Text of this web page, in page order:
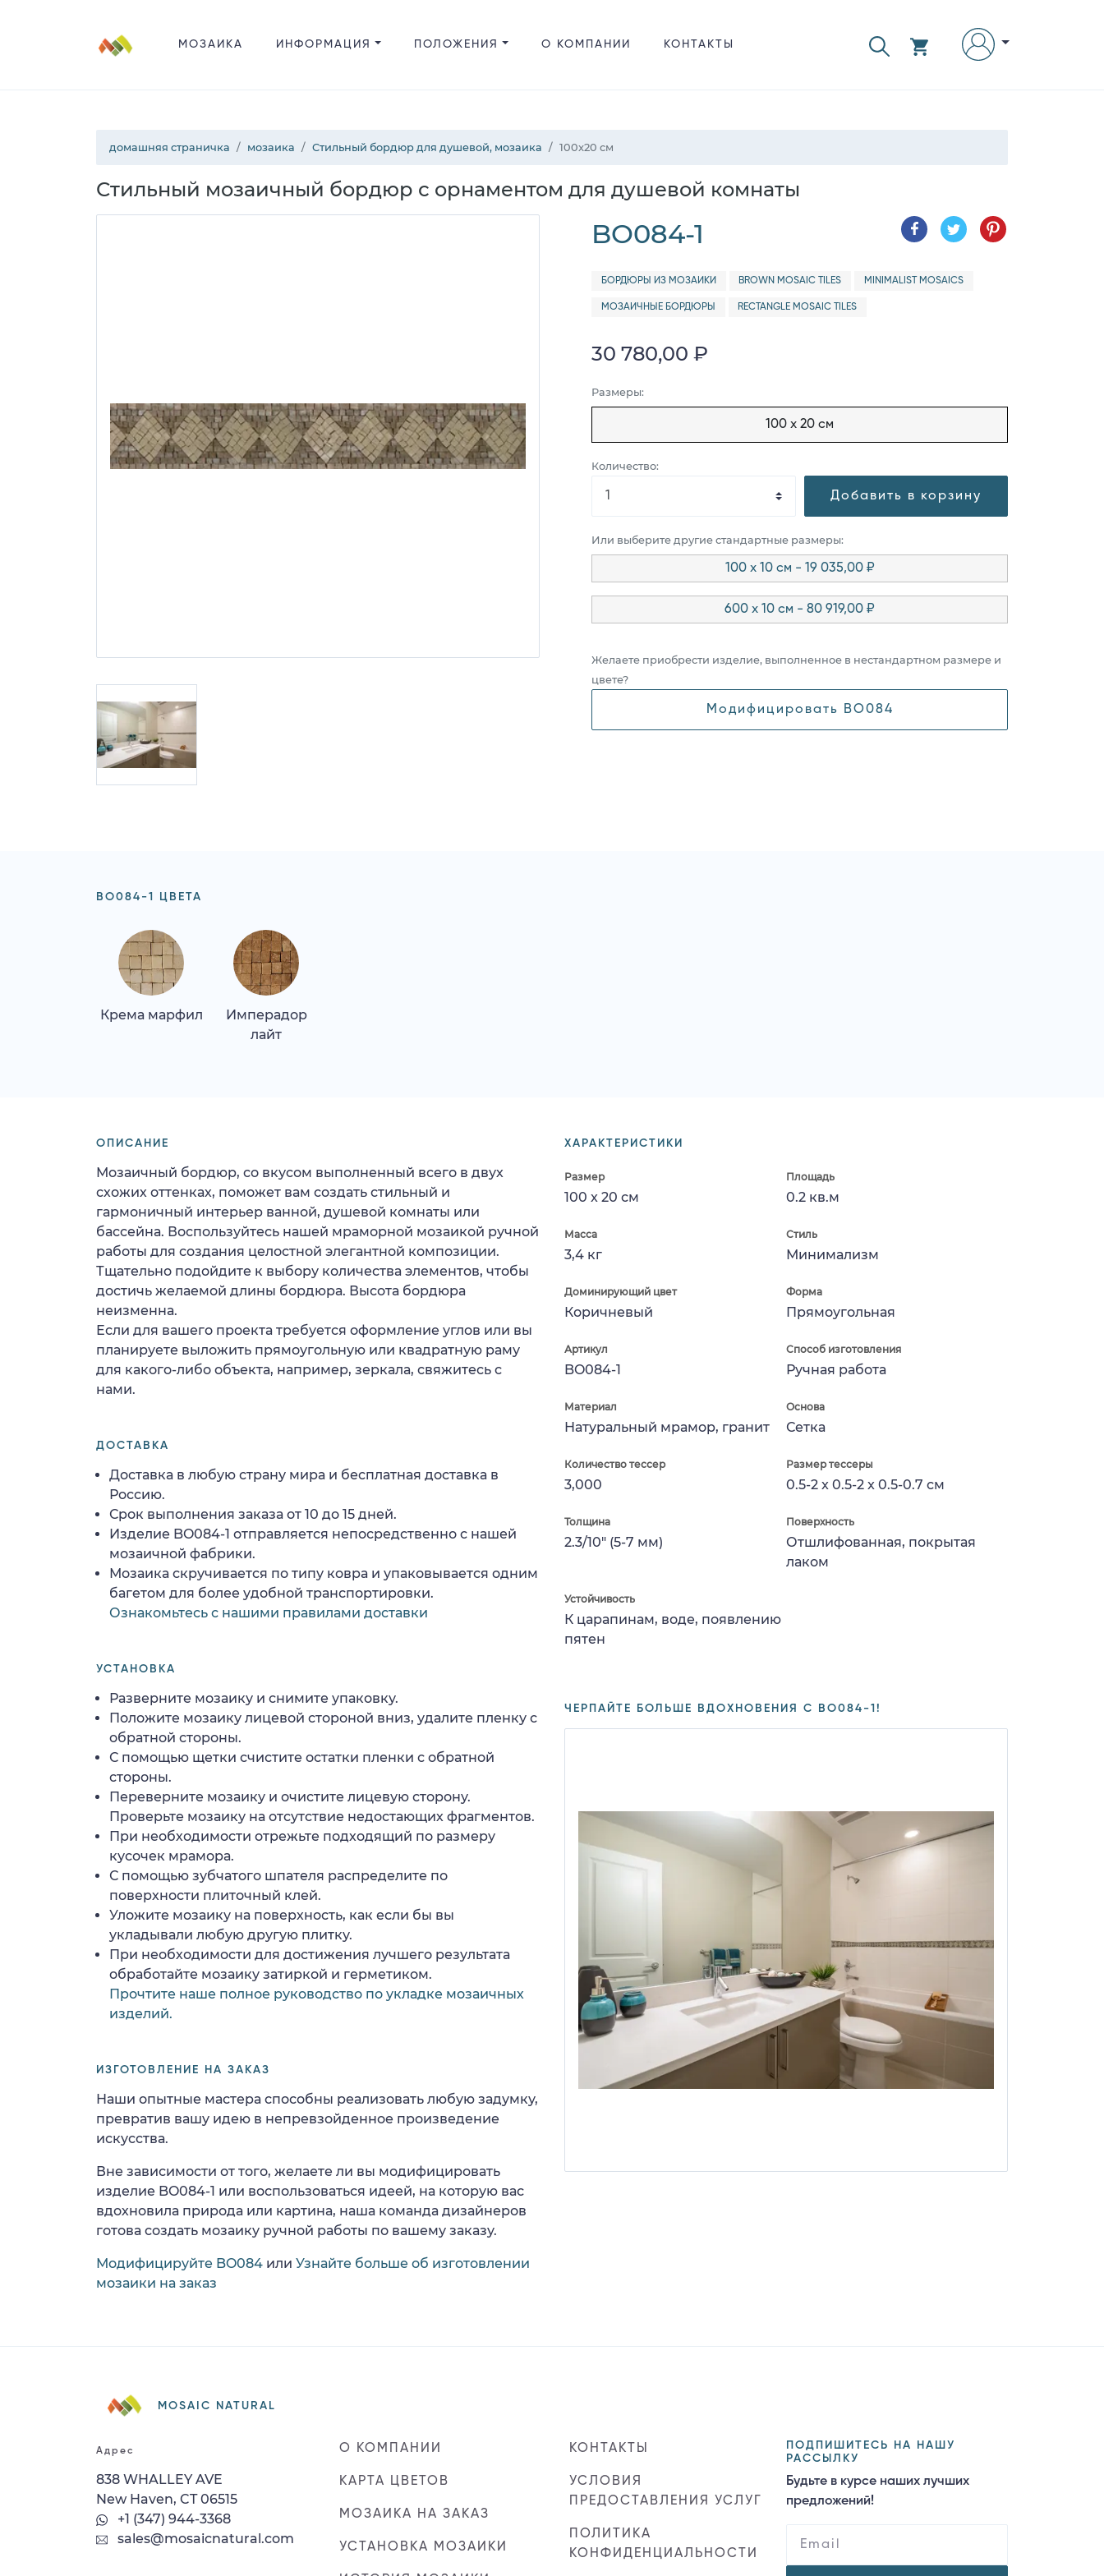
МОЗАИКА ИНФОРМАЦИЯ ПОЛОЖЕНИЯ О КОМПАНИИ КОНТАКТЫ
домашняя страничка мозаика Стильный бордюр для душевой, мозаика 100x20 см
Стильный мозаичный бордюр с орнаментом для душевой комнаты
BO084-1
БОРДЮРЫ ИЗ МОЗАИКИ BROWN MOSAIC TILES MINIMALIST MOSAICS
МОЗАИЧНЫЕ БОРДЮРЫ RECTANGLE MOSAIC TILES
30 780,00 ₽
Размеры:
100 x 20 см
Количество:
Добавить в корзину
Или выберите другие стандартные размеры:
100 x 10 см - 19 035,00 ₽
600 x 10 см - 80 919,00 ₽
Желаете приобрести изделие, выполненное в нестандартном размере и
цвете?
Модифицировать BO084
BO084-1 ЦВЕТА
Крема марфил
Имперадор
лайт
ХАРАКТЕРИСТИКИ
Размер
100 x 20 см
Площадь
0.2 кв.м
Масса
3,4 кг
Стиль
Минимализм
Доминирующий цвет
Коричневый
Форма
Прямоугольная
Артикул
BO084-1
Способ изготовления
Ручная работа
Материал
Натуральный мрамор, гранит
Основа
Сетка
Количество тессер
3,000
Размер тессеры
0.5-2 x 0.5-2 x 0.5-0.7 см
Толщина
2.3/10" (5-7 мм)
Поверхность
Отшлифованная, покрытая
лаком
Устойчивость
К царапинам, воде, появлению
пятен
ЧЕРПАЙТЕ БОЛЬШЕ ВДОХНОВЕНИЯ С BO084-1!
ОПИСАНИЕ
Мозаичный бордюр, со вкусом выполненный всего в двух
схожих оттенках, поможет вам создать стильный и
гармоничный интерьер ванной, душевой комнаты или
бассейна. Воспользуйтесь нашей мраморной мозаикой ручной
работы для создания целостной элегантной композиции.
Тщательно подойдите к выбору количества элементов, чтобы
достичь желаемой длины бордюра. Высота бордюра
неизменна.
Если для вашего проекта требуется оформление углов или вы
планируете выложить прямоугольную или квадратную раму
для какого-либо объекта, например, зеркала, свяжитесь с
нами.
ДОСТАВКА
Доставка в любую страну мира и бесплатная доставка в
Россию.
Срок выполнения заказа от 10 до 15 дней.
Изделие BO084-1 отправляется непосредственно с нашей
мозаичной фабрики.
Мозаика скручивается по типу ковра и упаковывается одним
багетом для более удобной транспортировки.
Ознакомьтесь с нашими правилами доставки
УСТАНОВКА
Разверните мозаику и снимите упаковку.
Положите мозаику лицевой стороной вниз, удалите пленку с
обратной стороны.
С помощью щетки счистите остатки пленки с обратной
стороны.
Переверните мозаику и очистите лицевую сторону.
Проверьте мозаику на отсутствие недостающих фрагментов.
При необходимости отрежьте подходящий по размеру
кусочек мрамора.
С помощью зубчатого шпателя распределите по
поверхности плиточный клей.
Уложите мозаику на поверхность, как если бы вы
укладывали любую другую плитку.
При необходимости для достижения лучшего результата
обработайте мозаику затиркой и герметиком.
Прочтите наше полное руководство по укладке мозаичных
изделий.
ИЗГОТОВЛЕНИЕ НА ЗАКАЗ
Наши опытные мастера способны реализовать любую задумку,
превратив вашу идею в непревзойденное произведение
искусства.
Вне зависимости от того, желаете ли вы модифицировать
изделие BO084-1 или воспользоваться идеей, на которую вас
вдохновила природа или картина, наша команда дизайнеров
готова создать мозаику ручной работы по вашему заказу.
Модифицируйте BO084 или Узнайте больше об изготовлении
мозаики на заказ
MOSAIC NATURAL
Адрес
838 WHALLEY AVE
New Haven, CT 06515
+1 (347) 944-3368
sales@mosaicnatural.com
О КОМПАНИИ
КАРТА ЦВЕТОВ
МОЗАИКА НА ЗАКАЗ
УСТАНОВКА МОЗАИКИ
КОНТАКТЫ
УСЛОВИЯ
ПРЕДОСТАВЛЕНИЯ УСЛУГ
ПОЛИТИКА
КОНФИДЕНЦИАЛЬНОСТИ
ПОДПИШИТЕСЬ НА НАШУ
РАССЫЛКУ
Будьте в курсе наших лучших
предложений!